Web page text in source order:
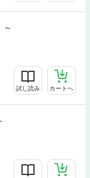
～
試し読み カートへ